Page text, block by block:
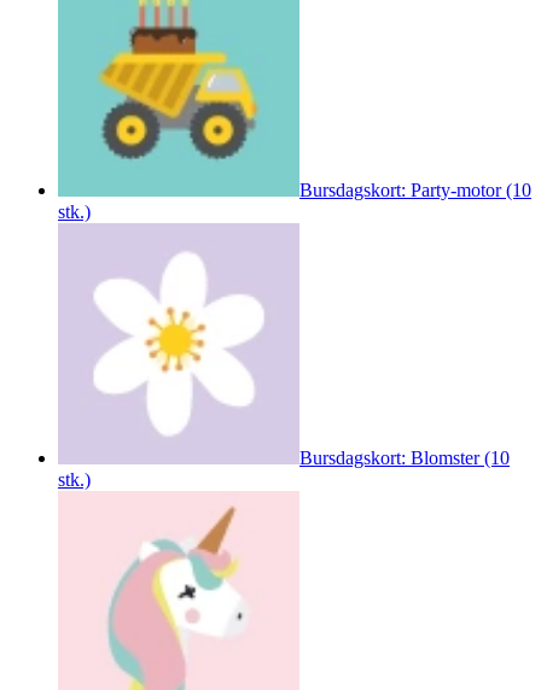
Bursdagskort: Party-motor (10
stk.)
Bursdagskort: Blomster (10
stk.)